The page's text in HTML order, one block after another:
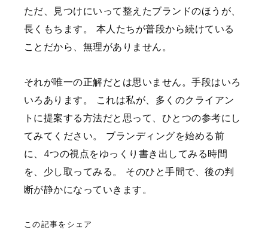
ただ、見つけにいって整えたブランドのほうが、
長くもちます。
本人たちが普段から続けている
ことだから、無理がありません。
それが唯一の正解だとは思いません。手段はいろ
いろあります。
これは私が、多くのクライアン
トに提案する方法だと思って、ひとつの参考にし
てみてください。
ブランディングを始める前
に、4つの視点をゆっくり書き出してみる時間
を、少し取ってみる。
そのひと手間で、後の判
断が静かになっていきます。
この記事をシェア